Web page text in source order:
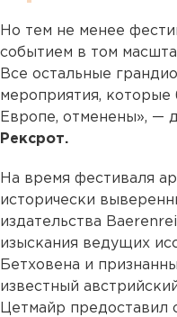
Но тем не менее
событием в том
Все остальные
мероприятия, которые
Европе, отменены», —
Рексрот.
На время фестиваля
исторически
издательства
изыскания ведущих
Бетховена и
известный
Цетмайр предоставил